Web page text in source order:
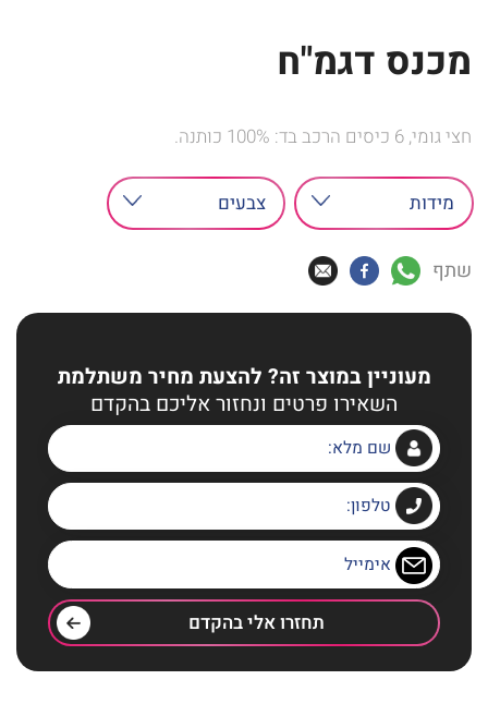
מכנס דגמ"ח
חצי גומי, 6 כיסים הרכב בד: 100% כותנה.
מידות צבעים
שתף
מעוניין במוצר זה? להצעת מחיר משתלמת
השאירו פרטים ונחזור אליכם בהקדם
תחזרו אלי בהקדם